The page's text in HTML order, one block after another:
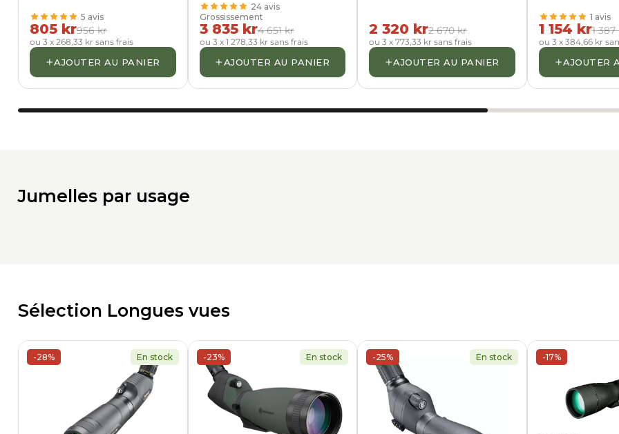
5 avis
805 kr956 kr
ou 3 x 268,33 kr sans frais
+AJOUTER AU PANIER
24 avis
Grossissement
3 835 kr4 651 kr
ou 3 x 1 278,33 kr sans frais
+AJOUTER AU PANIER
2 320 kr2 670 kr
ou 3 x 773,33 kr sans frais
+AJOUTER AU PANIER
1 avis
1 154 kr1 387
ou 3 x 384,66 kr
+AJOUTER
Jumelles par usage
Jumelles pour Ornithologie et
Découvrez nos modèles
Jumelles Marine et navigation
7×50, étanchéité IPX7
Jumelles de Chasse et
Sélection Longues vues
-28% En stock -23% En stock -25% En stock -17%